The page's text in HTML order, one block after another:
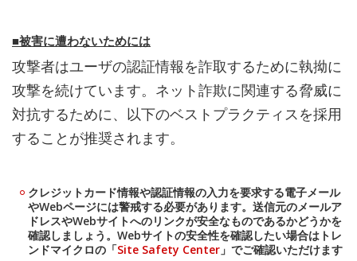
■被害に遭わないためには
攻撃者はユーザの認証情報を詐取するために執拗に
攻撃を続けています。ネット詐欺に関連する脅威に
対抗するために、以下のベストプラクティスを採用
することが推奨されます。
クレジットカード情報や認証情報の入力を要求する電子メール
やWebページには警戒する必要があります。送信元のメールア
ドレスやWebサイトへのリンクが安全なものであるかどうかを
確認しましょう。Webサイトの安全性を確認したい場合はトレ
ンドマイクロの「Site Safety Center 」でご確認いただけます